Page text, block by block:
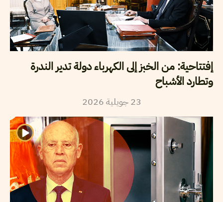
إفتتاحية: من الخبز إلى الكهرباء دولة تدير الندرة
وتطارد الأشباح
23 جويلية2026